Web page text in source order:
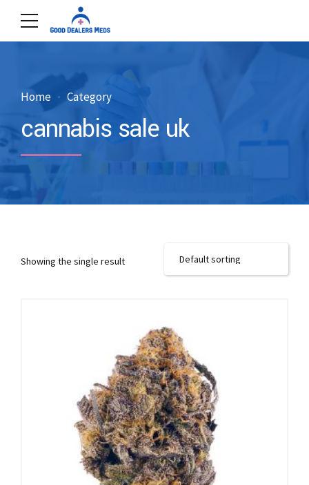
Home Category
cannabis sale uk
Showing the single result